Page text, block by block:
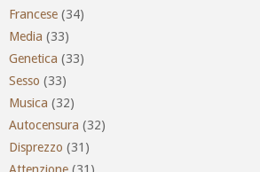
Francese (34)
Media (33)
Genetica (33)
Sesso (33)
Musica (32)
Autocensura (32)
Disprezzo (31)